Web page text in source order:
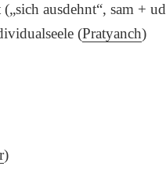
ausdehnt“, sam +
(Pratyanch)
)